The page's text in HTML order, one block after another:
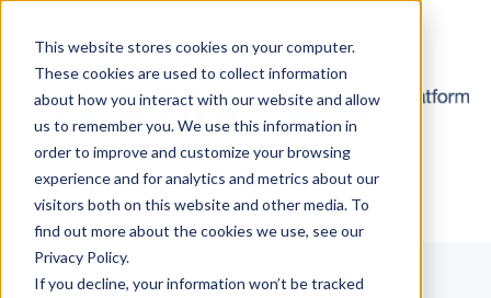
This website stores cookies on your computer.
These cookies are used to collect information
about how you interact with our website and allow
us to remember you. We use this information in
order to improve and customize your browsing
experience and for analytics and metrics about our
visitors both on this website and other media. To
find out more about the cookies we use, see our
Privacy Policy.
If you decline, your information won’t be tracked